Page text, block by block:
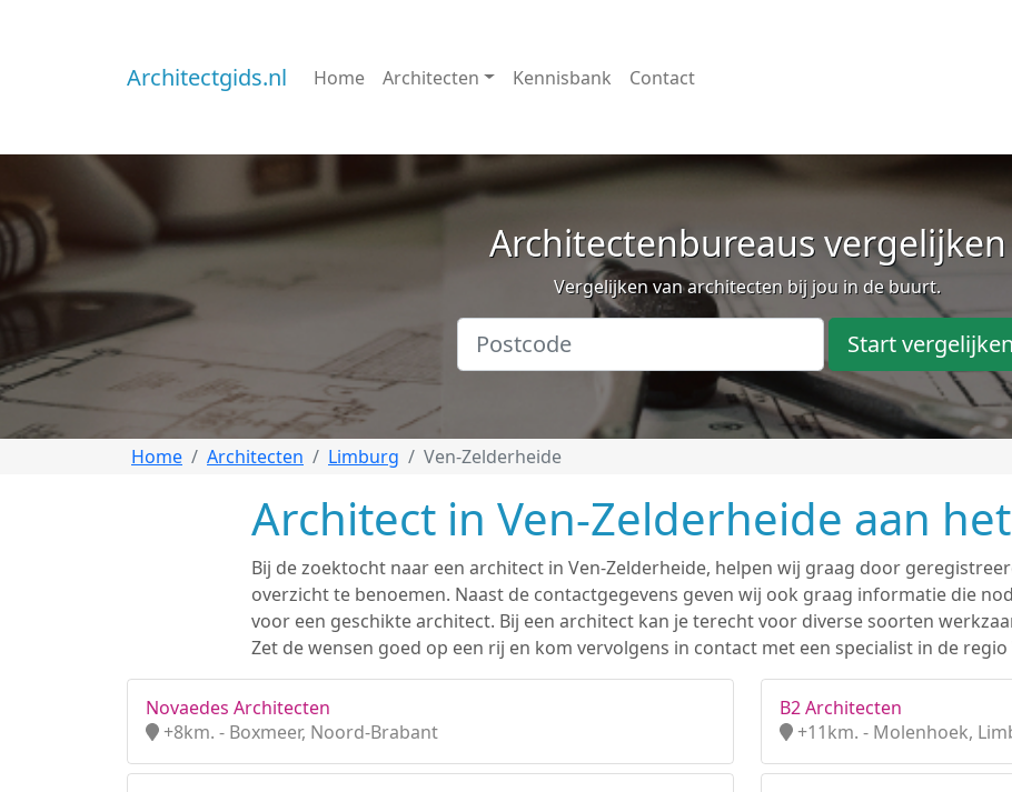
Architectgids.nl Home Architecten Kennisbank Contact
Architectenbureaus vergelijken
Vergelijken van architecten bij jou in de buurt.
Start
Home Architecten Limburg Ven-Zelderheide
Architect in Ven-Zelderheide aan
Bij de zoektocht naar een architect in Ven-Zelderheide, helpen wij graag door
overzicht te benoemen. Naast de contactgegevens geven wij ook graag informatie die
voor een geschikte architect. Bij een architect kan je terecht voor diverse soorten
Zet de wensen goed op een rij en kom vervolgens in contact met een specialist in de regio
Novaedes Architecten
+8km. - Boxmeer, Noord-Brabant
B2 Architecten
+11km. - Molenhoek,